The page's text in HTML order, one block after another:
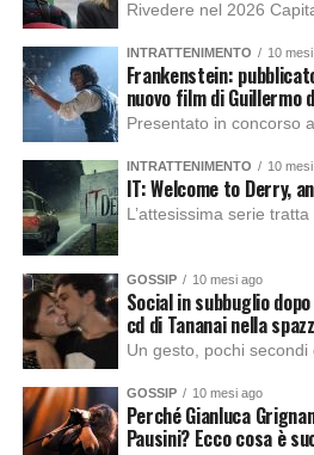
INTRATTENIMENTO 10
Frankenstein:
nuovo film di Guillermo
INTRATTENIMENTO 10
IT: Welcome to Derry,
GOSSIP 10 mesi ago
Social in subbuglio
cd di Tananai nella
GOSSIP 10 mesi ago
Perché Gianluca
Pausini? Ecco cosa è